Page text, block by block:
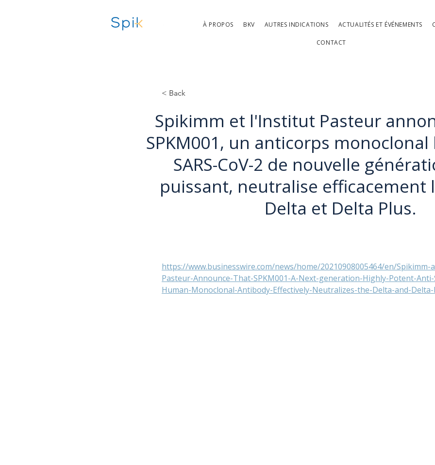
À PROPOS BKV AUTRES INDICATIONS ACTUALITÉS ET ÉVÉNEMENTS
CONTACT
< Back
Spikimm et l'Institut Pasteur
SPKM001, un anticorps
SARS-CoV-2 de nouvelle
puissant, neutralise efficacement
Delta et Delta Plus.
https://www.businesswire.com/news/home/20210908005464/en/
Pasteur-Announce-That-SPKM001-A-Next-generation-Highly-Potent-Anti-
Human-Monoclonal-Antibody-Effectively-Neutralizes-the-Delta-and-